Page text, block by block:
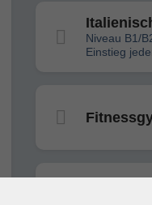
Niveau B1/
Einstieg